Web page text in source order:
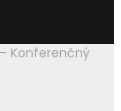
Konferenčný